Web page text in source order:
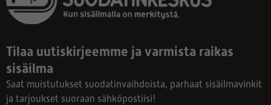
Tilaa uutiskirjeemme ja varmista raikas
sisäilma
Saat muistutukset suodatinvaihdoista, parhaat sisäilmavinkit
ja tarjoukset suoraan sähköpostiisi!